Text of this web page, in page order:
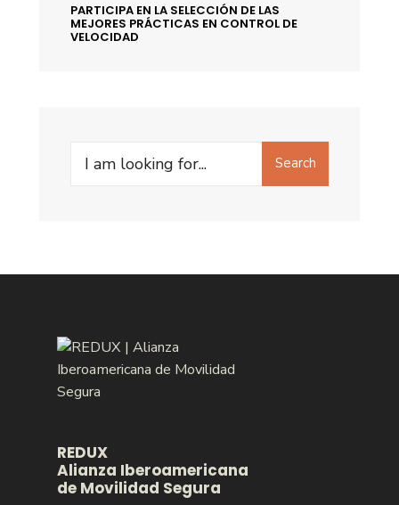
PARTICIPA EN LA SELECCIÓN DE LAS
MEJORES PRÁCTICAS EN CONTROL DE
VELOCIDAD
Search
Search
REDUX
Alianza Iberoamericana
de Movilidad Segura